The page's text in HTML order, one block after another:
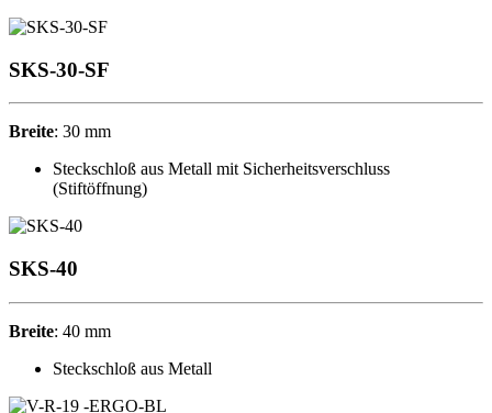
SKS-30-SF
Breite: 30 mm
Steckschloß aus Metall mit Sicherheitsverschluss
(Stiftöffnung)
SKS-40
Breite: 40 mm
Steckschloß aus Metall